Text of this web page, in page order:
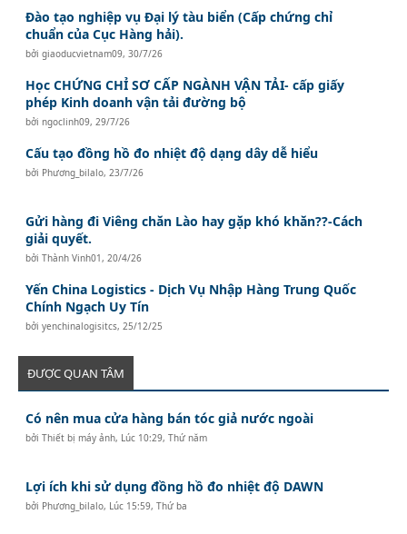
Đào tạo nghiệp vụ Đại lý tàu biển (Cấp chứng chỉ
chuẩn của Cục Hàng hải).
bởigiaoducvietnam09,30/7/26
Học CHỨNG CHỈ SƠ CẤP NGÀNH VẬN TẢI- cấp giấy
phép Kinh doanh vận tải đường bộ
bởingoclinh09,29/7/26
Cấu tạo đồng hồ đo nhiệt độ dạng dây dễ hiểu
bởi Phương_bilalo,23/7/26
Gửi hàng đi Viêng chăn Lào hay gặp khó khăn??-Cách
giải quyết.
bởiThành Vinh01,20/4/26
Yến China Logistics - Dịch Vụ Nhập Hàng Trung Quốc
Chính Ngạch Uy Tín
bởiyenchinalogisitcs,25/12/25
ĐƯỢC QUAN TÂM
Có nên mua cửa hàng bán tóc giả nước ngoài
bởiThiết bị máy ảnh, Lúc 10:29, Thứ năm
Lợi ích khi sử dụng đồng hồ đo nhiệt độ DAWN
bởi Phương_bilalo, Lúc 15:59, Thứ ba